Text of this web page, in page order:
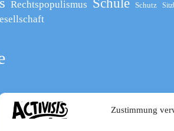
Zustimmung
Rechtspopulismus Schutz